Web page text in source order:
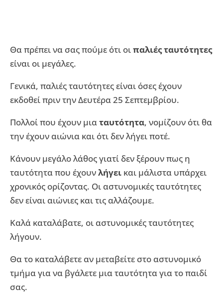
Θα πρέπει να σας πούμε ότι οιπαλιές ταυτότητες
είναι οι μεγάλες.
Γενικά, παλιές ταυτότητες είναι όσες έχουν
εκδοθεί πριν την Δευτέρα 25 Σεπτεμβρίου.
Πολλοί που έχουν μιαταυτότητα, νομίζουν ότι θα
την έχουν αιώνια και ότι δεν λήγει ποτέ.
Κάνουν μεγάλο λάθος γιατί δεν ξέρουν πως η
ταυτότητα που έχουνλήγει και μάλιστα υπάρχει
χρονικός ορίζοντας. Οι αστυνομικές ταυτότητες
δεν είναι αιώνιες και τις αλλάζουμε.
Καλά καταλάβατε, οι αστυνομικές ταυτότητες
λήγουν.
Θα το καταλάβετε αν μεταβείτε στο αστυνομικό
τμήμα για να βγάλετε μια ταυτότητα για το παιδί
σας.